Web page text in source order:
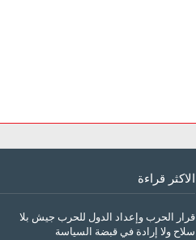
الاكثر قراءة
قرار الحرب وإعداد الدول للحرب جيش بلا
سلاح ولا إرادة في قبضة السياسة